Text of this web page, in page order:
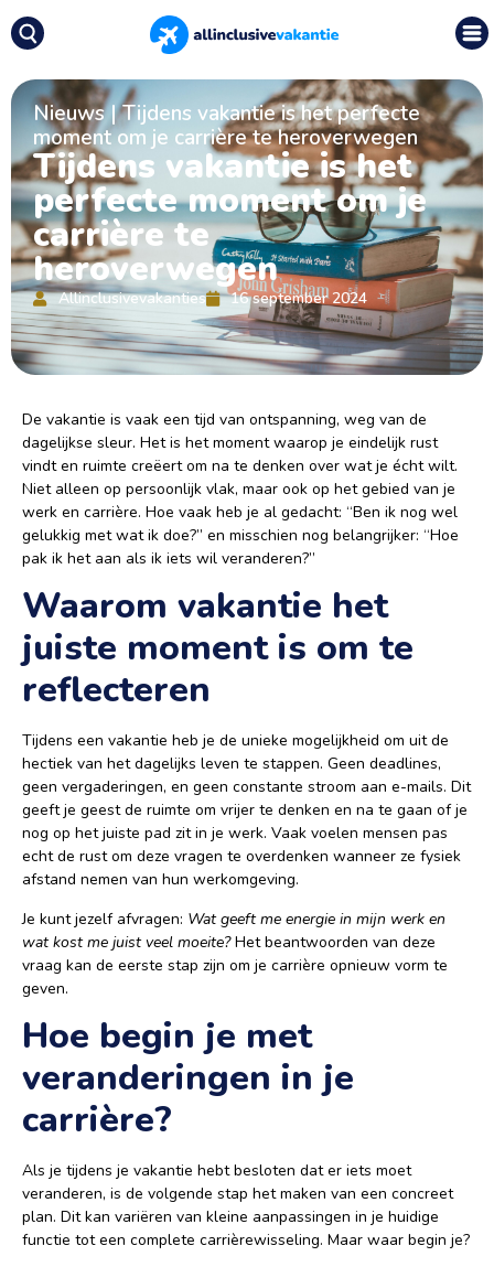
Nieuws|Tijdens vakantie is het perfecte
moment om je carrière te heroverwegen
Tijdens vakantie is het
perfecte moment om je
carrière te
heroverwegen
Allinclusivevakanties 16 september 2024
De vakantie is vaak een tijd van ontspanning, weg van de
dagelijkse sleur. Het is het moment waarop je eindelijk rust
vindt en ruimte creëert om na te denken over wat je écht wilt.
Niet alleen op persoonlijk vlak, maar ook op het gebied van je
werk en carrière. Hoe vaak heb je al gedacht: “Ben ik nog wel
gelukkig met wat ik doe?” en misschien nog belangrijker: “Hoe
pak ik het aan als ik iets wil veranderen?”
Waarom vakantie het
juiste moment is om te
reflecteren
Tijdens een vakantie heb je de unieke mogelijkheid om uit de
hectiek van het dagelijks leven te stappen. Geen deadlines,
geen vergaderingen, en geen constante stroom aan e-mails. Dit
geeft je geest de ruimte om vrijer te denken en na te gaan of je
nog op het juiste pad zit in je werk. Vaak voelen mensen pas
echt de rust om deze vragen te overdenken wanneer ze fysiek
afstand nemen van hun werkomgeving.
Je kunt jezelf afvragen: Wat geeft me energie in mijn werk en
wat kost me juist veel moeite?Het beantwoorden van deze
vraag kan de eerste stap zijn om je carrière opnieuw vorm te
geven.
Hoe begin je met
veranderingen in je
carrière?
Als je tijdens je vakantie hebt besloten dat er iets moet
veranderen, is de volgende stap het maken van een concreet
plan. Dit kan variëren van kleine aanpassingen in je huidige
functie tot een complete carrièrewisseling. Maar waar begin je?